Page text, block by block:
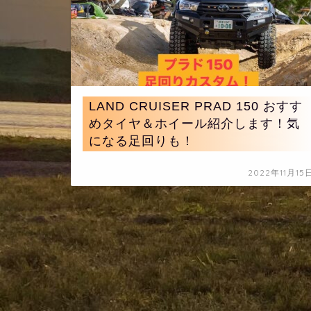
LAND CRUISER PRAD 150 おすす
めタイヤ＆ホイール紹介します！気
になる足回りも！
2022年11月15